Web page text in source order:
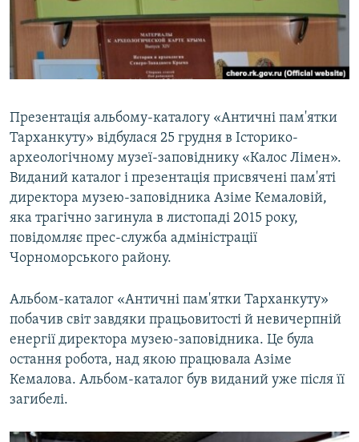
ВІДЕОУРОКИ «ELIFBE»
СВІДЧЕННЯ ОКУПАЦІЇ
УКРАЇНСЬКА ПРОБЛЕМА КРИМУ
Русский
Qırımtatar
Усі сайти RFE/RL
Презентація альбому-каталогу «Античні пам'ятки
Тарханкуту» відбулася 25 грудня в Історико-
археологічному музеї-заповіднику «Калос Лімен».
Виданий каталог і презентація присвячені пам'яті
директора музею-заповідника Азіме Кемаловій,
яка трагічно загинула в листопаді 2015 року,
повідомляє прес-служба адміністрації
Чорноморського району.
Альбом-каталог «Античні пам'ятки Тарханкуту»
побачив світ завдяки працьовитості й невичерпній
енергії директора музею-заповідника. Це була
остання робота, над якою працювала Азіме
Кемалова. Альбом-каталог був виданий уже після її
загибелі.